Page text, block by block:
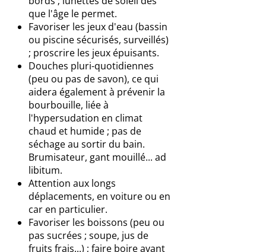
que l'âge le permet.
Favoriser les jeux d'eau (bassin
ou piscine sécurisés, surveillés)
; proscrire les jeux épuisants.
Douches pluri-quotidiennes
(peu ou pas de savon), ce qui
aidera également à prévenir la
bourbouille, liée à
l'hypersudation en climat
chaud et humide ; pas de
séchage au sortir du bain.
Brumisateur, gant mouillé... ad
libitum.
Attention aux longs
déplacements, en voiture ou en
car en particulier.
Favoriser les boissons (peu ou
pas sucrées ; soupe, jus de
fruits frais...) ; faire boire avant